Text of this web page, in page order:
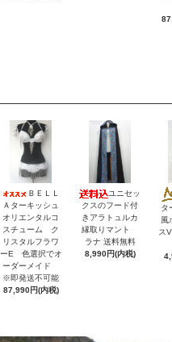
ＢＥＬＬ
Ａターキッシュ
オリエンタルコ
スチューム ク
リスタルフラワ
ーE 色選択でオ
ーダーメイド
※即発送不可能
87,990円(内税)
ユニセッ
クスのフード付
きアラトュルカ
縁取りマント
ラナ 送料無料
8,990円(内税)
タ
風
ス